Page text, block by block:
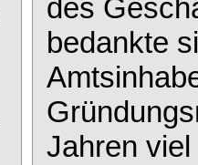
des G
bedankte
Gründun
Jahren viel